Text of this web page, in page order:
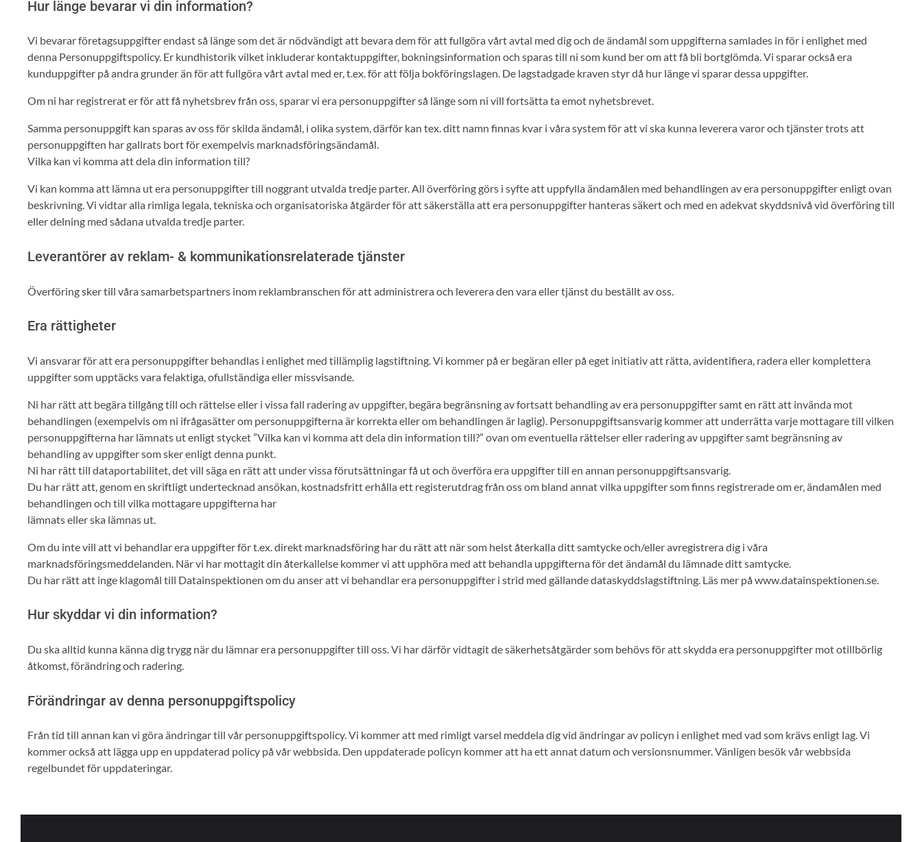
Hur länge bevarar vi din information?
Vi bevarar företagsuppgifter endast så länge som det är nödvändigt att bevara dem för att fullgöra vårt avtal med dig och de ändamål som uppgifterna samlades in för i enlighet med
denna Personuppgiftspolicy. Er kundhistorik vilket inkluderar kontaktuppgifter, bokningsinformation och sparas till ni som kund ber om att få bli bortglömda. Vi sparar också era
kunduppgifter på andra grunder än för att fullgöra vårt avtal med er, t.ex. för att följa bokföringslagen. De lagstadgade kraven styr då hur länge vi sparar dessa uppgifter.
Om ni har registrerat er för att få nyhetsbrev från oss, sparar vi era personuppgifter så länge som ni vill fortsätta ta emot nyhetsbrevet.
Samma personuppgift kan sparas av oss för skilda ändamål, i olika system, därför kan tex. ditt namn finnas kvar i våra system för att vi ska kunna leverera varor och tjänster trots att
personuppgiften har gallrats bort för exempelvis marknadsföringsändamål.
Vilka kan vi komma att dela din information till?
Vi kan komma att lämna ut era personuppgifter till noggrant utvalda tredje parter. All överföring görs i syfte att uppfylla ändamålen med behandlingen av era personuppgifter enligt ovan
beskrivning. Vi vidtar alla rimliga legala, tekniska och organisatoriska åtgärder för att säkerställa att era personuppgifter hanteras säkert och med en adekvat skyddsnivå vid överföring till
eller delning med sådana utvalda tredje parter.
Leverantörer av reklam- & kommunikationsrelaterade tjänster
Överföring sker till våra samarbetspartners inom reklambranschen för att administrera och leverera den vara eller tjänst du beställt av oss.
Era rättigheter
Vi ansvarar för att era personuppgifter behandlas i enlighet med tillämplig lagstiftning. Vi kommer på er begäran eller på eget initiativ att rätta, avidentifiera, radera eller komplettera
uppgifter som upptäcks vara felaktiga, ofullständiga eller missvisande.
Ni har rätt att begära tillgång till och rättelse eller i vissa fall radering av uppgifter, begära begränsning av fortsatt behandling av era personuppgifter samt en rätt att invända mot
behandlingen (exempelvis om ni ifrågasätter om personuppgifterna är korrekta eller om behandlingen är laglig). Personuppgiftsansvarig kommer att underrätta varje mottagare till vilken
personuppgifterna har lämnats ut enligt stycket ”Vilka kan vi komma att dela din information till?” ovan om eventuella rättelser eller radering av uppgifter samt begränsning av
behandling av uppgifter som sker enligt denna punkt.
Ni har rätt till dataportabilitet, det vill säga en rätt att under vissa förutsättningar få ut och överföra era uppgifter till en annan personuppgiftsansvarig.
Du har rätt att, genom en skriftligt undertecknad ansökan, kostnadsfritt erhålla ett registerutdrag från oss om bland annat vilka uppgifter som finns registrerade om er, ändamålen med
behandlingen och till vilka mottagare uppgifterna har
lämnats eller ska lämnas ut.
Om du inte vill att vi behandlar era uppgifter för t.ex. direkt marknadsföring har du rätt att när som helst återkalla ditt samtycke och/eller avregistrera dig i våra
marknadsföringsmeddelanden. När vi har mottagit din återkallelse kommer vi att upphöra med att behandla uppgifterna för det ändamål du lämnade ditt samtycke.
Du har rätt att inge klagomål till Datainspektionen om du anser att vi behandlar era personuppgifter i strid med gällande dataskyddslagstiftning. Läs mer på www.datainspektionen.se.
Hur skyddar vi din information?
Du ska alltid kunna känna dig trygg när du lämnar era personuppgifter till oss. Vi har därför vidtagit de säkerhetsåtgärder som behövs för att skydda era personuppgifter mot otillbörlig
åtkomst, förändring och radering.
Förändringar av denna personuppgiftspolicy
Från tid till annan kan vi göra ändringar till vår personuppgiftspolicy. Vi kommer att med rimligt varsel meddela dig vid ändringar av policyn i enlighet med vad som krävs enligt lag. Vi
kommer också att lägga upp en uppdaterad policy på vår webbsida. Den uppdaterade policyn kommer att ha ett annat datum och versionsnummer. Vänligen besök vår webbsida
regelbundet för uppdateringar.